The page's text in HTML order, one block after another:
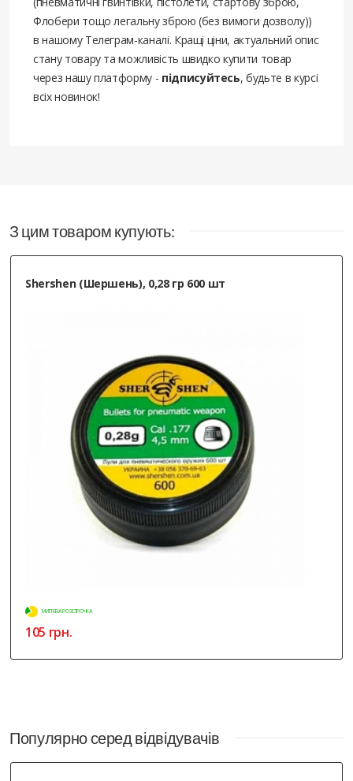
Флобери тощо легальну зброю (без вимоги дозволу))
в нашому Телеграм-каналі. Кращі ціни, актуальний опис
стану товару та можливість швидко купити товар
через нашу платформу - підписуйтесь, будьте в курсі
всіх новинок!
манжеты ее могут на заводе тупо вбить
, Мисто
Ціна гарна, решта зірок з неба не хватає,
але для початківця ... це може і не самий
гірший варіант!
05.04.2022
Покупець, Львів
Сколько прослужит не знаю, но первые
впечатления неплохие.
З цим товаром купують:
Shershen (Шершень), 0,28 гр 600 шт
МИТТЄВА РОЗСТРОЧКА
105 грн.
Популярно серед відвідувачів